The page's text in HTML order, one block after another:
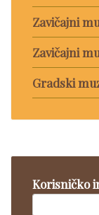
Zavičajni
Zavičajni
Gradski
Korisničko